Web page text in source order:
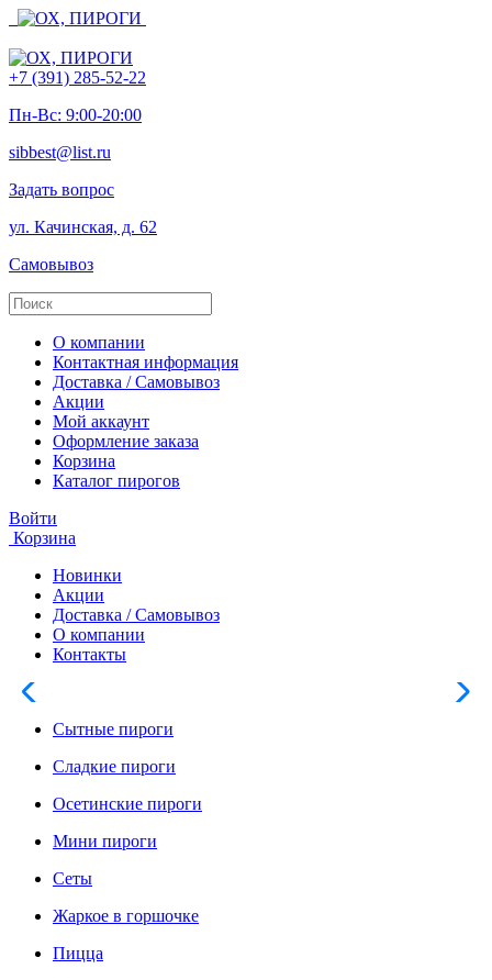
+7 (391) 285-52-22
Пн-Вс: 9:00-20:00
sibbest@list.ru
Задать вопрос
ул. Качинская, д. 62
Самовывоз
О компании
Контактная информация
Доставка / Самовывоз
Акции
Мой аккаунт
Оформление заказа
Корзина
Каталог пирогов
Войти
Корзина
Новинки
Акции
Доставка / Самовывоз
О компании
Контакты
Сытные пироги
Сладкие пироги
Осетинские пироги
Мини пироги
Сеты
Жаркое в горшочке
Пицца